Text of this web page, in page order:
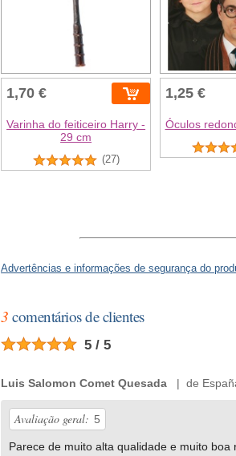
1,70 €
Varinha do feiticeiro Harry -
29 cm
(27)
1,25 €
Óculos
Advertências e informações de segurança do
3 comentários de clientes
5 / 5
Luis Salomon Comet Quesada | de
Avaliação geral: 5
Parece de muito alta qualidade e muito